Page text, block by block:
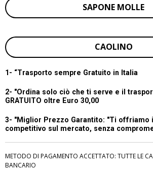
SAPONE MOLLE
CAOLINO
1- “Trasporto sempre Gratuito in Italia
2- "Ordina solo ciò che ti serve e il
GRATUITO oltre Euro 30,00
3- "Miglior Prezzo Garantito: "Ti offriamo
competitivo sul mercato, senza
METODO DI PAGAMENTO ACCETTATO: TUTTE LE
BANCARIO